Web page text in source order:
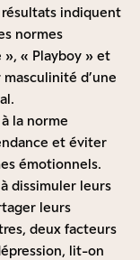
résultats indiquent
normes
», « Playboy » et
d’une
la norme
et éviter
émotionnels.
dissimuler leurs
leurs
deux facteurs
lit-on